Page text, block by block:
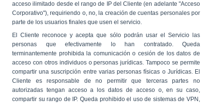
acceso ilimitado desde el rango de IP del Cliente (en adelante "Acceso
Corporativo"), requiriendo o, no, la creación de cuentas personales por
parte de los usuarios finales que usen el servicio.
El Cliente reconoce y acepta que sólo podrán usar el Servicio las
personas que efectivamente lo han contratado. Queda
terminantemente prohibida la comunicación o cesión de los datos de
acceso con otros individuos o personas jurídicas. Tampoco se permite
compartir una suscripción entre varias personas físicas o Jurídicas. El
Cliente es responsable de no permitir que terceras partes no
autorizadas tengan acceso a los datos de acceso o, en su caso,
compartir su rango de IP. Queda prohibido el uso de sistemas de VPN,